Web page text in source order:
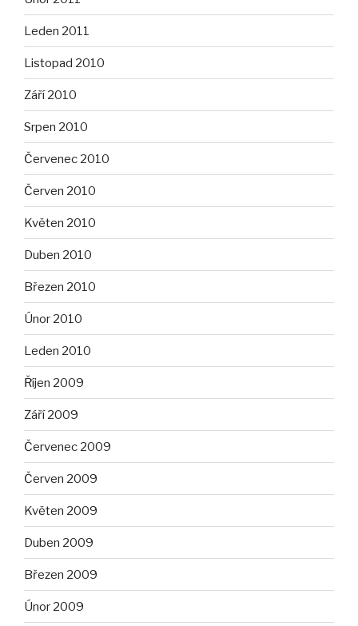
Leden 2011
Listopad 2010
Září 2010
Srpen 2010
Červenec 2010
Červen 2010
Květen 2010
Duben 2010
Březen 2010
Únor 2010
Leden 2010
Říjen 2009
Září 2009
Červenec 2009
Červen 2009
Květen 2009
Duben 2009
Březen 2009
Únor 2009